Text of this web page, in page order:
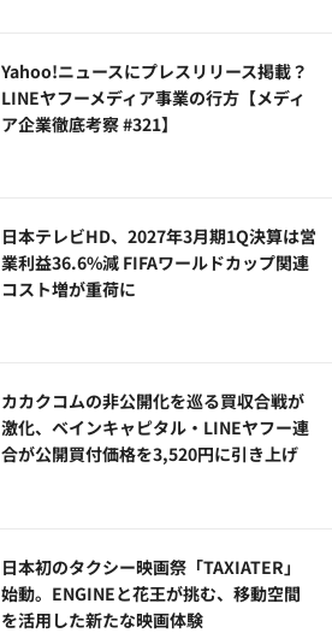
Yahoo!ニュースにプレスリリース掲載？
LINEヤフーメディア事業の行方【メディ
ア企業徹底考察 #321】
日本テレビHD、2027年3月期1Q決算は営
業利益36.6%減 FIFAワールドカップ関連
コスト増が重荷に
カカクコムの非公開化を巡る買収合戦が
激化、ベインキャピタル・LINEヤフー連
合が公開買付価格を3,520円に引き上げ
日本初のタクシー映画祭「TAXIATER」
始動。ENGINEと花王が挑む、移動空間
を活用した新たな映画体験